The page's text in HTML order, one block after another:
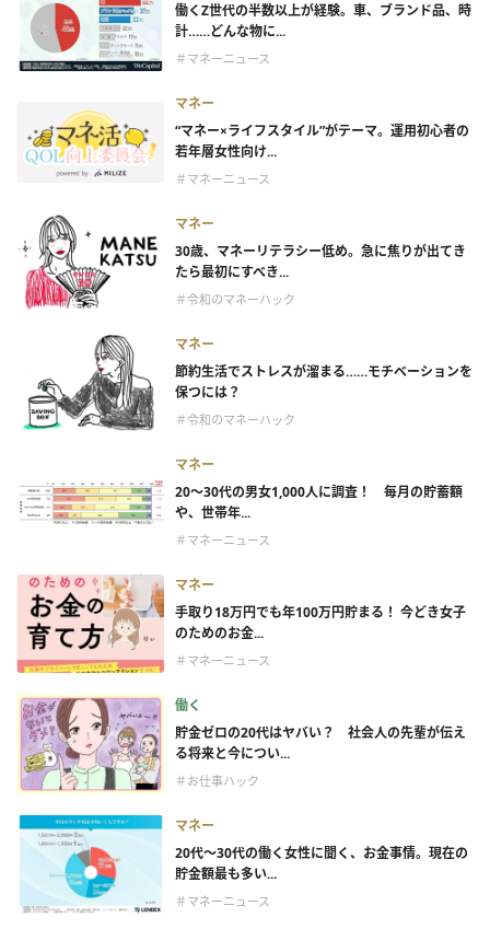
働くZ世代の半数以上が経験。車、ブランド品、時
計……どんな物に...
＃マネーニュース
マネー
“マネー×ライフスタイル”がテーマ。運用初心者の
若年層女性向け...
＃マネーニュース
マネー
30歳、マネーリテラシー低め。急に焦りが出てき
たら最初にすべき...
＃令和のマネーハック
マネー
節約生活でストレスが溜まる……モチベーションを
保つには？
＃令和のマネーハック
マネー
20～30代の男女1,000人に調査！ 毎月の貯蓄額
や、世帯年...
＃マネーニュース
マネー
手取り18万円でも年100万円貯まる！ 今どき女子
のためのお金...
＃マネーニュース
働く
貯金ゼロの20代はヤバい？ 社会人の先輩が伝え
る将来と今につい...
＃お仕事ハック
マネー
20代〜30代の働く女性に聞く、お金事情。現在の
貯金額最も多い...
＃マネーニュース